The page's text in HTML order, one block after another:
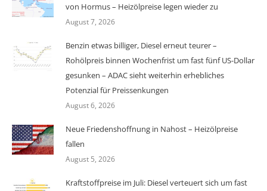
von Hormus – Heizölpreise legen wieder zu
August 7, 2026
Benzin etwas billiger, Diesel erneut teurer –
Rohölpreis binnen Wochenfrist um fast fünf US-Dollar
gesunken – ADAC sieht weiterhin erhebliches
Potenzial für Preissenkungen
August 6, 2026
Neue Friedenshoffnung in Nahost – Heizölpreise
fallen
August 5, 2026
Kraftstoffpreise im Juli: Diesel verteuert sich um fast